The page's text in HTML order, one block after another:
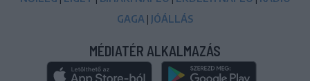
GAGA | JÓÁLLÁS
MÉDIATÉR ALKALMAZÁS